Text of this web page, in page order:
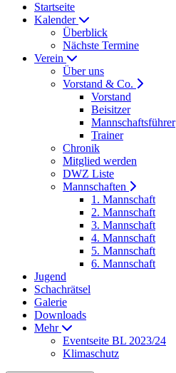
Startseite
Kalender
Überblick
Nächste Termine
Verein
Über uns
Vorstand & Co.
Vorstand
Beisitzer
Mannschaftsführer
Trainer
Chronik
Mitglied werden
DWZ Liste
Mannschaften
1. Mannschaft
2. Mannschaft
3. Mannschaft
4. Mannschaft
5. Mannschaft
6. Mannschaft
Jugend
Schachrätsel
Galerie
Downloads
Mehr
Eventseite BL 2023/24
Klimaschutz